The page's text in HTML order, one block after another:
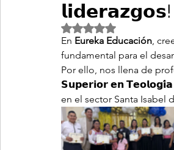
𝗹𝗶𝗱𝗲𝗿𝗮𝘇𝗴𝗼𝘀!
Obtuvo NaN de 5
En Eureka Educación,
fundamental para el
Por ello, nos llena de
𝗦𝘂𝗽𝗲𝗿𝗶𝗼𝗿 𝗲𝗻 𝗧𝗲𝗼𝗹𝗼𝗴𝗶́𝗮
en el sector Santa Isabel